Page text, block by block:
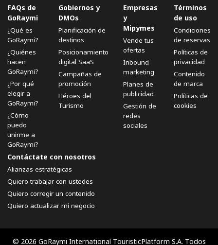
FAQs de
GoRaymi
¿Qué es
GoRaymi?
¿Quiénes
hacen
GoRaymi?
¿Por qué
elegir a
GoRaymi?
¿Cómo
puedo
unirme a
GoRaymi?
Gobiernos y
DMOs
Planificación de
destinos
Posicionamiento
digital SaaS
Campañas de
promoción
Héroes del
Turismo
Empresas
y
Mipymes
Vende tus
ofertas
Inbound
marketing
Planes de
publicidad
Gestión de
redes
sociales
Términos
de uso
Condiciones
de reservas
Políticas de
privacidad
Contenido
de marca
Políticas de
cookies
Contáctate con nosotros
Alianzas estratégicas
Quiero trabajar con ustedes
Quiero corregir un contenido
Quiero actualizar mi negocio
© 2026 GoRaymi International TouristicPlatform S.A. Todos